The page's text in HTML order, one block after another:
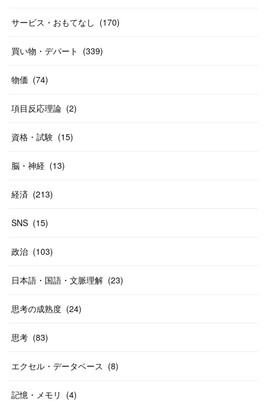
(46
(31
58)
10
サービス・おもてなし (170)
買い物・デパート (339)
物価 (74)
項目反応理論 (2)
資格・試験 (15)
脳・神経 (13)
経済 (213)
SNS (15)
政治 (103)
日本語・国語・文脈理解 (23)
思考の成熟度 (24)
思考 (83)
エクセル・データベース (8)
記憶・メモリ (4)